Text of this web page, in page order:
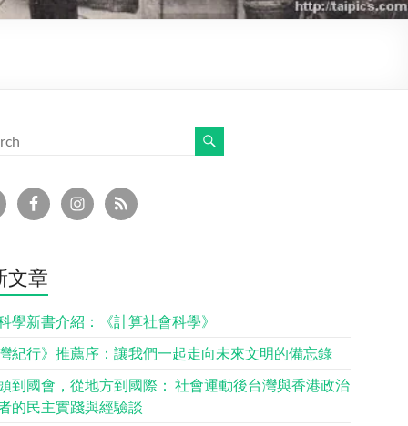
文章
學新書介紹：《計算社會科學》
紀行》推薦序：讓我們一起走向未來文明的備忘錄
到國會，從地方到國際： 社會運動後台灣與香港政治
的民主實踐與經驗談